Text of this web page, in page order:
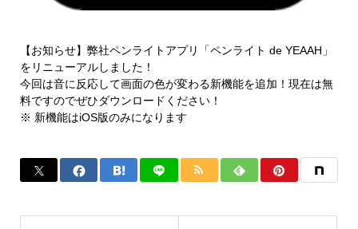
【お知らせ】弊社ペンライトアプリ「ペンライト de YEAAH」
をリニューアルしました！
今回は音に反応して画面の色が変わる新機能を追加！現在は無
料ですのでぜひダウンロードください！
※ 新機能はiOS版のみになります